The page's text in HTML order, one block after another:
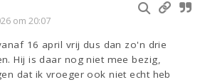
om 20:07
16 april vrij dus dan zo'n drie
Hij is daar nog niet mee bezig,
dat ik vroeger ook niet echt heb